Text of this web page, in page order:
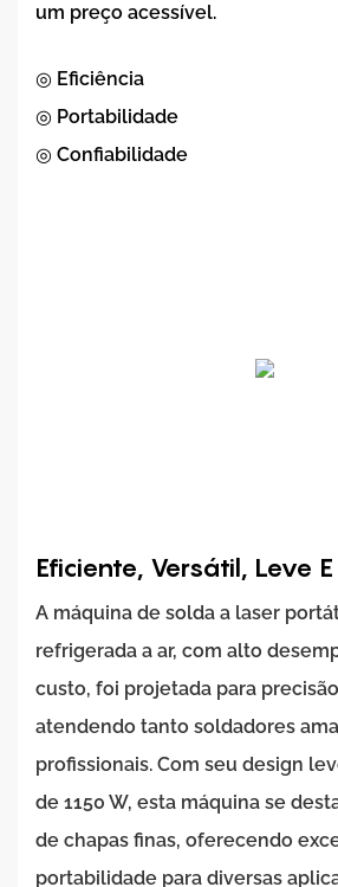
um preço acessível.
◎ Eficiência
◎ Portabilidade
◎ Confiabilidade
Eficiente, Versátil, Leve
A máquina de solda a laser
refrigerada a ar, com alto
custo, foi projetada para
atendendo tanto soldadores
profissionais. Com seu design
de 1150 W, esta máquina se
de chapas finas, oferecendo
portabilidade para diversas